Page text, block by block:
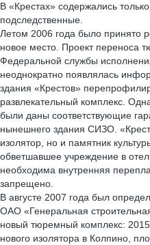
В «Крестах» содержались
подследственные.
Летом 2006 года было принято
новое место. Проект переноса
Федеральной службы
неоднократно появлялась
здания «Крестов»
развлекательный комплекс.
были даны соответствующие
нынешнего здания СИЗО.
изолятор, но и памятник
обветшавшее учреждение в
необходима внутренняя
запрещено.
В августе 2007 года был
ОАО «Генеральная
новый тюремный комплекс:
нового изолятора в Колпино,